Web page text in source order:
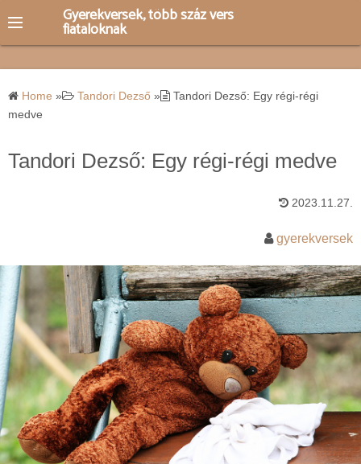
i
p
Gyerekversek, több száz vers
fiataloknak
Home » Tandori Dezső »
Tandori Dezső: Egy régi-régi
medve
Tandori Dezső: Egy régi-régi medve
2023.11.27.
gyerekversek